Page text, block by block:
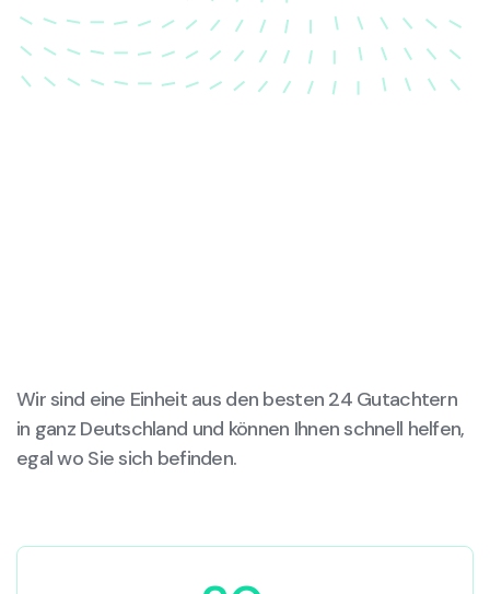
wird.
Wir sind eine Einheit aus den besten 24 Gutachtern
in ganz Deutschland und können Ihnen schnell helfen,
egal wo Sie sich befinden.